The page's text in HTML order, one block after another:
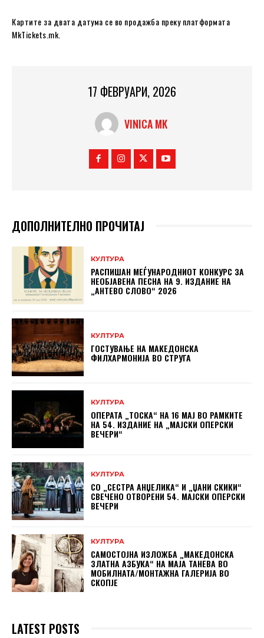
Картите за двата датума се во продажба преку платформата
MkTickets.mk.
17 ФЕВРУАРИ, 2026
VINICA MK
ДОПОЛНИТЕЛНО ПРОЧИТАЈ
КУЛТУРА
РАСПИШАН МЕЃУНАРОДНИОТ КОНКУРС ЗА
НЕОБЈАВЕНА ПЕСНА НА 9. ИЗДАНИЕ НА
„АНТЕВО СЛОВО“ 2026
КУЛТУРА
ГОСТУВАЊЕ НА МАКЕДОНСКА
ФИЛХАРМОНИЈА ВО СТРУГА
КУЛТУРА
ОПЕРАТА „ТОСКА“ НА 16 МАЈ ВО РАМКИТЕ
НА 54. ИЗДАНИЕ НА „МАЈСКИ ОПЕРСКИ
ВЕЧЕРИ“
КУЛТУРА
СО „СЕСТРА АНЏЕЛИКА“ И „ЏАНИ СКИКИ“
СВЕЧЕНО ОТВОРЕНИ 54. МАЈСКИ ОПЕРСКИ
ВЕЧЕРИ
КУЛТУРА
САМОСТОЈНА ИЗЛОЖБА „МАКЕДОНСКА
ЗЛАТНА АЗБУКА“ НА МAЈА ТАНЕВА ВО
МОБИЛНАТА/МОНТАЖНА ГАЛЕРИЈА ВО
СКОПЈЕ
LATEST POSTS